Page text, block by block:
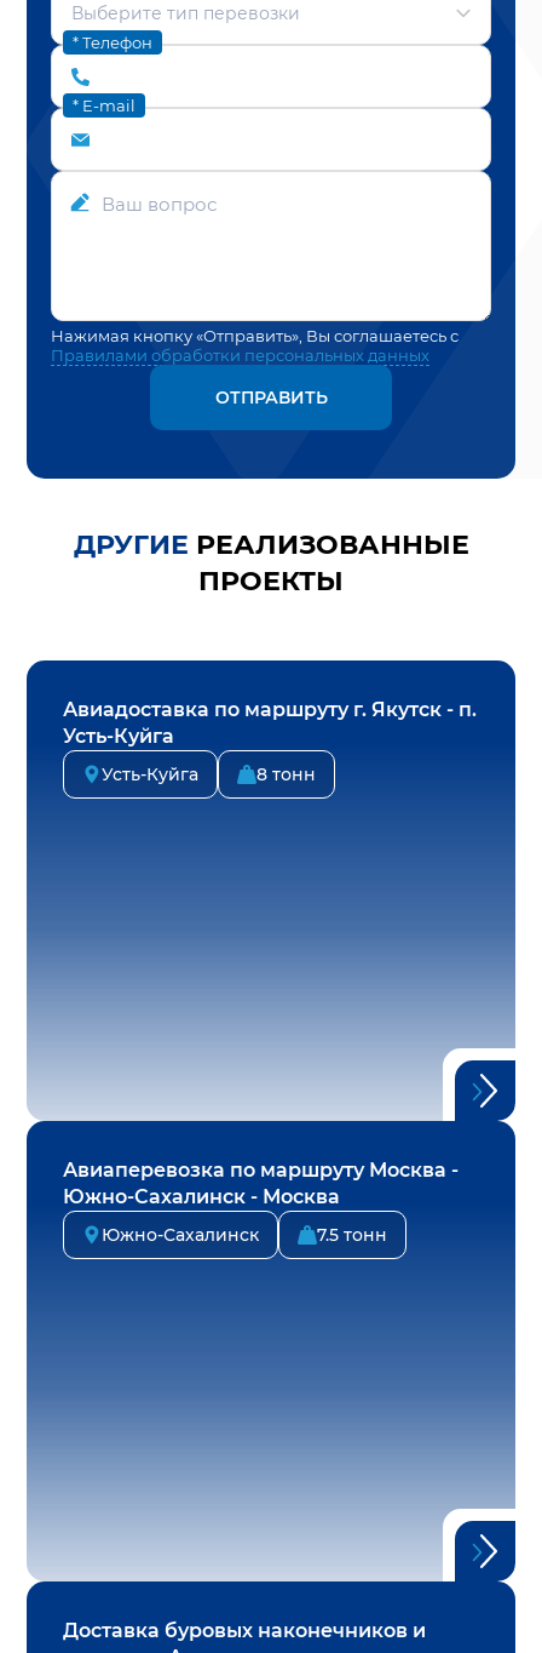
* Телефон
* E-mail
Ваш вопрос
Нажимая кнопку «Отправить», Вы соглашаетесь с
Правилами обработки персональных данных
ОТПРАВИТЬ
ДРУГИЕ РЕАЛИЗОВАННЫЕ
ПРОЕКТЫ
Авиадоставка по маршруту г. Якутск - п.
Усть-Куйга
Усть-Куйга 8 тонн
Авиаперевозка по маршруту Москва -
Южно-Сахалинск - Москва
Южно-Сахалинск 7.5 тонн
Доставка буровых наконечников и